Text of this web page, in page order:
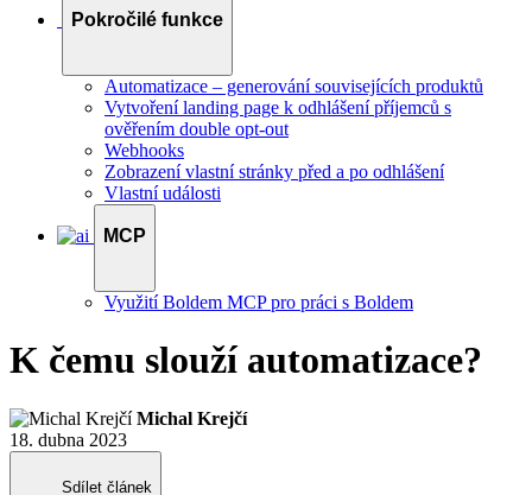
Pokročilé funkce
Automatizace – generování souvisejících produktů
Vytvoření landing page k odhlášení příjemců s
ověřením double opt-out
Webhooks
Zobrazení vlastní stránky před a po odhlášení
Vlastní události
MCP
Využití Boldem MCP pro práci s Boldem
K čemu slouží automatizace?
Michal Krejčí
18. dubna 2023
Sdílet článek